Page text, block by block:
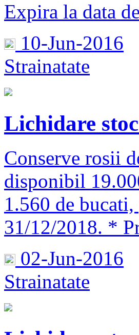
Expira la data
10-Jun-2016
Strainatate
Lichidare
Conserve rosii
disponibil
1.560 de
31/12/2018. *
02-Jun-2016
Strainatate